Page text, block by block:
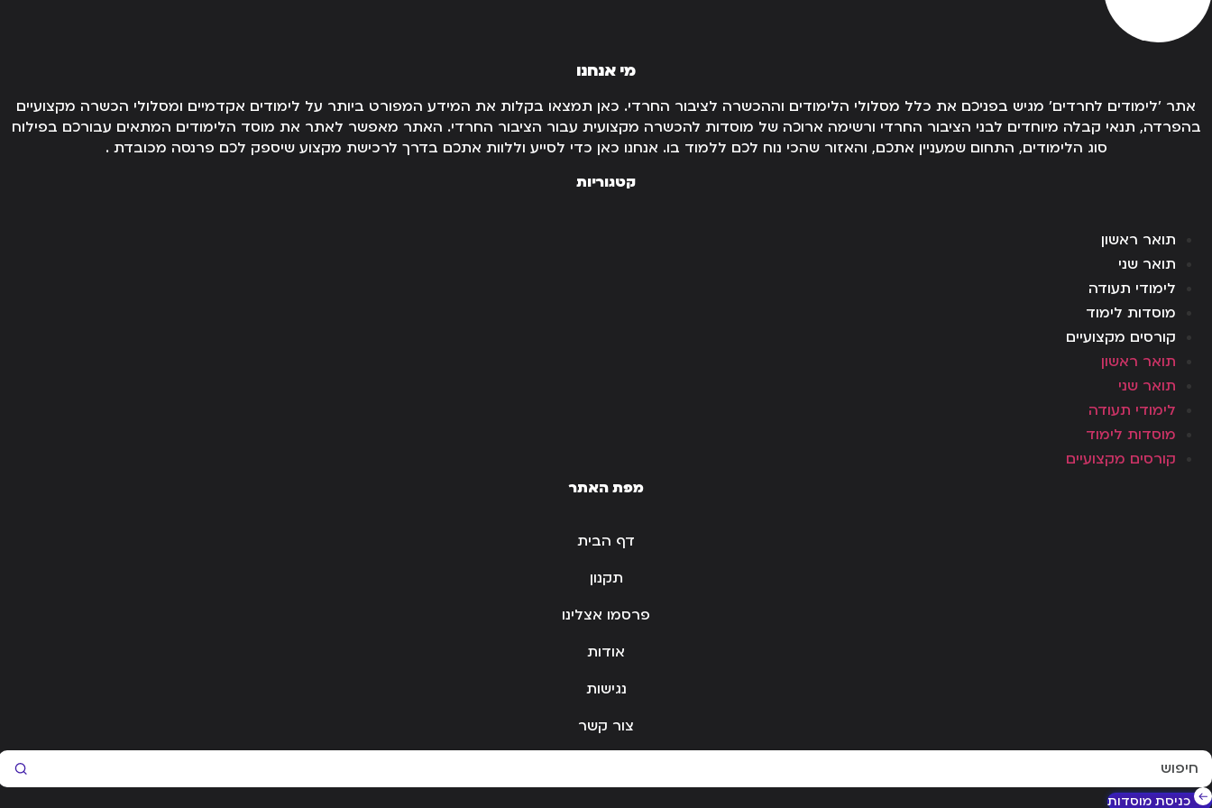
מי אנחנו
אתר 'לימודים לחרדים' מגיש בפניכם את כלל מסלולי הלימודים וההכשרה לציבור החרדי. כאן תמצאו בקלות את המידע המפורט ביותר על לימודים אקדמיים ומסלולי הכשרה מקצועיים
בהפרדה, תנאי קבלה מיוחדים לבני הציבור החרדי ורשימה ארוכה של מוסדות להכשרה מקצועית עבור הציבור החרדי. האתר מאפשר לאתר את מוסד הלימודים המתאים עבורכם בפילוח
סוג הלימודים, התחום שמעניין אתכם, והאזור שהכי נוח לכם ללמוד בו. אנחנו כאן כדי לסייע וללוות אתכם בדרך לרכישת מקצוע שיספק לכם פרנסה מכובדת .
קטגוריות
תואר ראשון
תואר שני
לימודי תעודה
מוסדות לימוד
קורסים מקצועיים
תואר ראשון
תואר שני
לימודי תעודה
מוסדות לימוד
קורסים מקצועיים
מפת האתר
דף הבית
תקנון
פרסמו אצלינו
אודות
נגישות
צור קשר
Search
כניסת מוסדות